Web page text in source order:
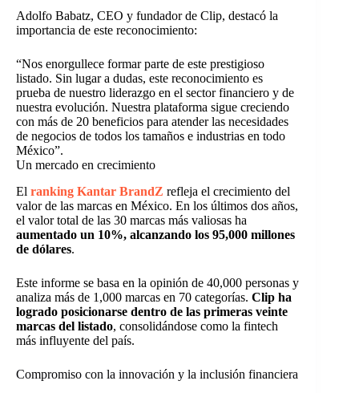
Adolfo Babatz, CEO y fundador de Clip, destacó la
importancia de este reconocimiento:
“Nos enorgullece formar parte de este prestigioso
listado. Sin lugar a dudas, este reconocimiento es
prueba de nuestro liderazgo en el sector financiero y de
nuestra evolución. Nuestra plataforma sigue creciendo
con más de 20 beneficios para atender las necesidades
de negocios de todos los tamaños e industrias en todo
México”.
Un mercado en crecimiento
El ranking Kantar BrandZ refleja el crecimiento del
valor de las marcas en México. En los últimos dos años,
el valor total de las 30 marcas más valiosas ha
aumentado un 10%, alcanzando los 95,000 millones
de dólares.
Este informe se basa en la opinión de 40,000 personas y
analiza más de 1,000 marcas en 70 categorías. Clip ha
logrado posicionarse dentro de las primeras veinte
marcas del listado, consolidándose como la fintech
más influyente del país.
Compromiso con la innovación y la inclusión financiera